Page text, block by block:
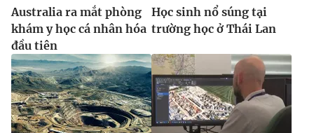
Australia ra mắt phòng
khám y học cá nhân hóa
đầu tiên
Học sinh nổ súng tại
trường học ở Thái Lan